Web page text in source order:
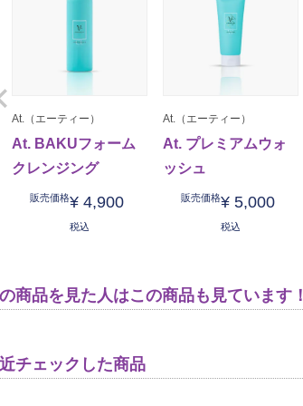
At.（エーティー）
At. BAKUフォーム
クレンジング
販売価格¥ 4,900
税込
At.（エーティー）
At. プレミアムウォ
ッシュ
販売価格¥ 5,000
税込
商品を見た人はこの商品も見ています！
チェックした商品